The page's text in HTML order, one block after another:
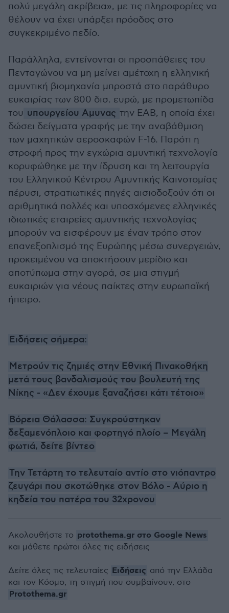
πολύ μεγάλη ακρίβεια», με τις πληροφορίες να
θέλουν να έχει υπάρξει πρόοδος στο
συγκεκριμένο πεδίο.
Παράλληλα, εντείνονται οι προσπάθειες του
Πενταγώνου να μη μείνει αμέτοχη η ελληνική
αμυντική βιομηχανία μπροστά στο παράθυρο
ευκαιρίας των 800 δισ. ευρώ, με προμετωπίδα
του υπουργείου Αμυνας την ΕΑΒ, η οποία έχει
δώσει δείγματα γραφής με την αναβάθμιση
των μαχητικών αεροσκαφών F-16. Παρότι η
στροφή προς την εγχώρια αμυντική τεχνολογία
κορυφώθηκε με την ίδρυση και τη λειτουργία
του Ελληνικού Κέντρου Αμυντικής Καινοτομίας
πέρυσι, στρατιωτικές πηγές αισιοδοξούν ότι οι
αριθμητικά πολλές και υποσχόμενες ελληνικές
ιδιωτικές εταιρείες αμυντικής τεχνολογίας
μπορούν να εισφέρουν με έναν τρόπο στον
επανεξοπλισμό της Ευρώπης μέσω συνεργειών,
προκειμένου να αποκτήσουν μερίδιο και
αποτύπωμα στην αγορά, σε μια στιγμή
ευκαιριών για νέους παίκτες στην ευρωπαϊκή
ήπειρο.
Ειδήσεις σήμερα:
Μετρούν τις ζημιές στην Εθνική Πινακοθήκη
μετά τους βανδαλισμούς του βουλευτή της
Νίκης - «Δεν έχουμε ξαναζήσει κάτι τέτοιο»
Βόρεια Θάλασσα: Συγκρούστηκαν
δεξαμενόπλοιο και φορτηγό πλοίο – Μεγάλη
φωτιά, δείτε βίντεο
Την Τετάρτη το τελευταίο αντίο στο νιόπαντρο
ζευγάρι που σκοτώθηκε στον Βόλο - Αύριο η
κηδεία του πατέρα του 32χρονου
Ακολουθήστε το protothema.gr στο Google News
και μάθετε πρώτοι όλες τις ειδήσεις
Δείτε όλες τις τελευταίες Ειδήσεις από την Ελλάδα
και τον Κόσμο, τη στιγμή που συμβαίνουν, στο
Protothema.gr